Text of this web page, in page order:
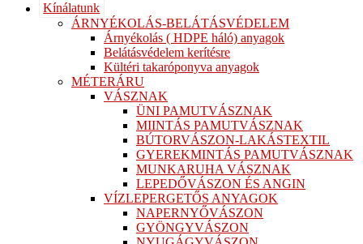
Kínálatunk
ÁRNYÉKOLÁS-BELÁTÁSVÉDELEM
Árnyékolás ( HDPE háló) anyagok
Belátásvédelem kerítésre
Kültéri takaróponyva anyagok
MÉTERÁRU
VÁSZNAK
ÜNI PAMUTVÁSZNAK
MIINTÁS PAMUTVÁSZNAK
BÚTORVÁSZON-LAKÁSTEXTIL
GYEREKMINTÁS PAMUTVÁSZNAK
MUNKARUHA VÁSZNAK
LEPEDŐVÁSZON ÉS ANGIN
VÍZLEPERGETŐS ANYAGOK
NAPERNYŐVÁSZON
GYÖNGYVÁSZON